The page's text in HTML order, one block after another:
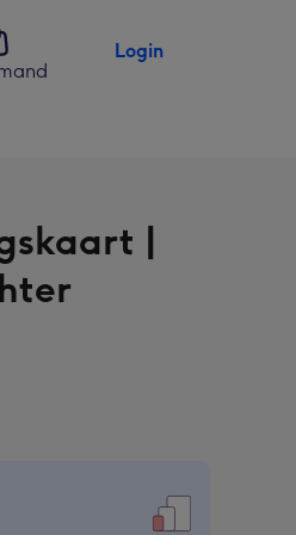
Login
|